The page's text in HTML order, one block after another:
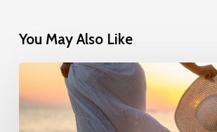
You May Also Like
août
: